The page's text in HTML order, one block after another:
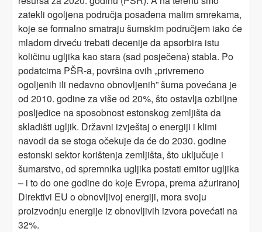
zatekli ogoljena područja posađena malim smrekama,
koje se formalno smatraju šumskim područjem iako će
mladom drveću trebati decenije da apsorbira istu
količinu ugljika kao stara (sad posječena) stabla. Po
podatcima PŠR-a, površina ovih „privremeno
ogoljenih ili nedavno obnovljenih” šuma povećana je
od 2010. godine za više od 20%, što ostavlja ozbiljne
posljedice na sposobnost estonskog zemljišta da
skladišti ugljik. Državni izvještaj o energiji i klimi
navodi da se stoga očekuje da će do 2030. godine
estonski sektor korištenja zemljišta, što uključuje i
šumarstvo, od spremnika ugljika postati emitor ugljika
– i to do one godine do koje Evropa, prema ažuriranoj
Direktivi EU o obnovljivoj energiji, mora svoju
proizvodnju energije iz obnovljivih izvora povećati na
32%.